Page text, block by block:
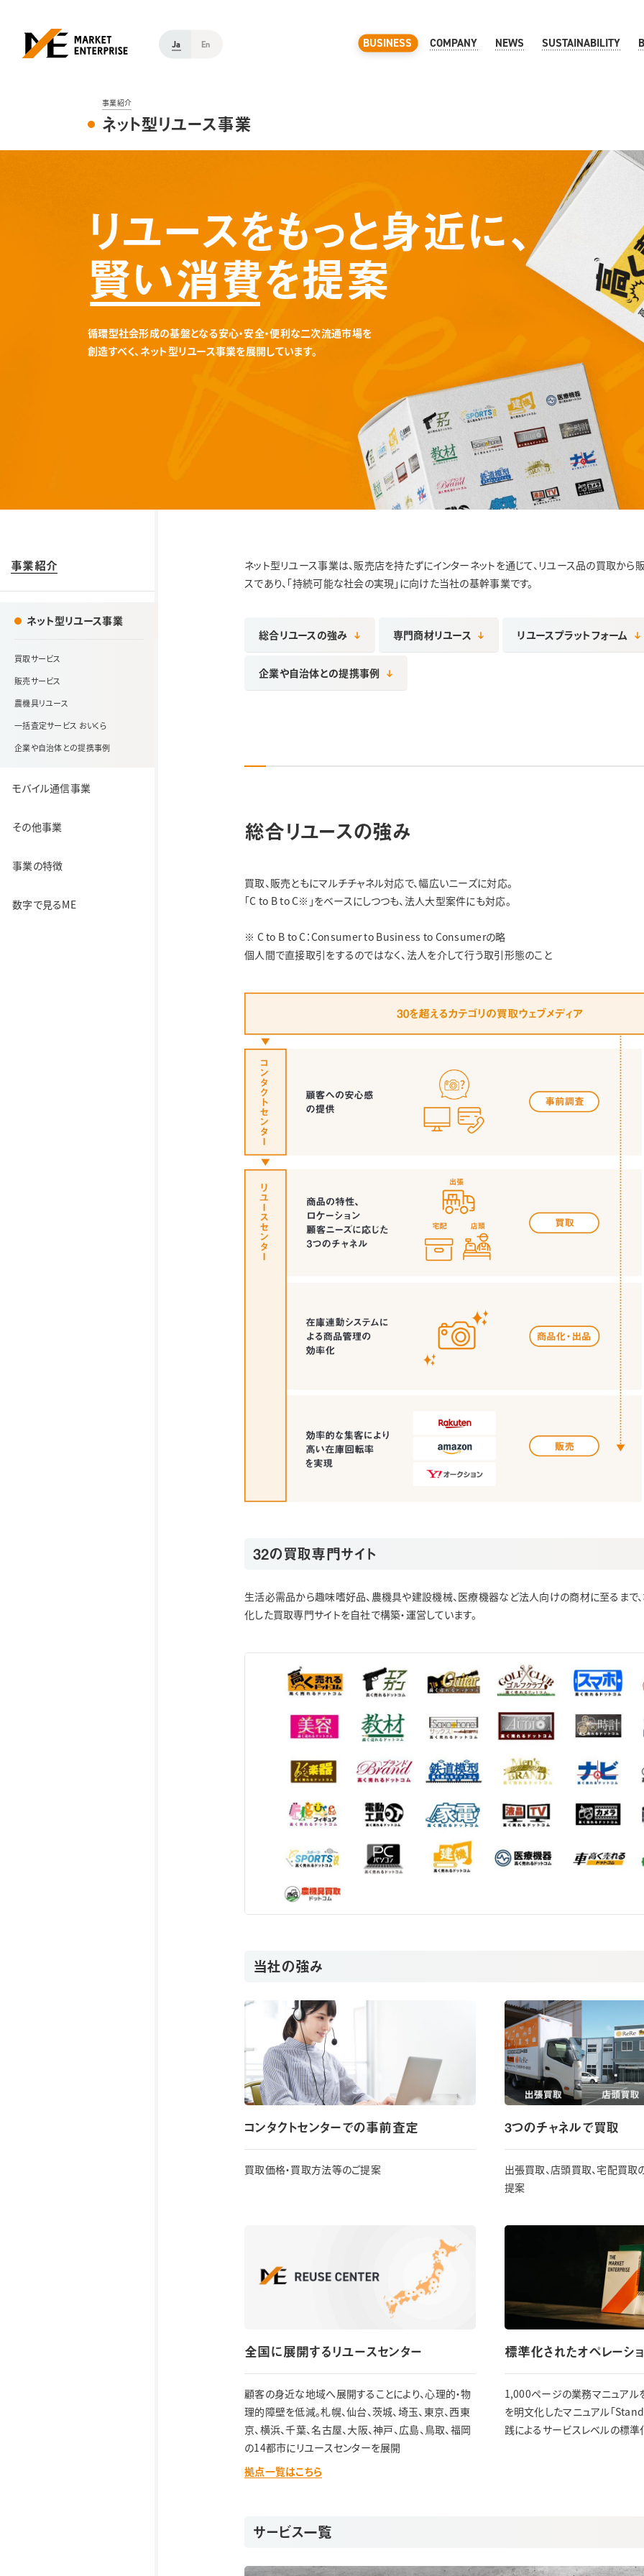
Ja En BUSINESS COMPANY NEWS SUSTAINABILITY
事業紹介
ネット型リユース事業
リユースをもっと身近に、
賢い消費を提案
循環型社会形成の基盤となる安心・安全・便利な二次流通市場を
創造すべく、ネット型リユース事業を展開しています。
事業紹介
ネット型リユース事業
買取サービス
販売サービス
農機具リユース
一括査定サービス おいくら
企業や自治体との提携事例
モバイル通信事業
その他事業
事業の特徴
数字で見るME
ネット型リユース事業は、販売店を持たずにインターネットを通じて、リユース品の買取か
スであり、「持続可能な社会の実現」に向けた当社の基幹事業です。
総合リユースの強み 専門商材リユース リユースプラットフォーム
企業や自治体との提携事例
総合リユースの強み
買取、販売ともにマルチチャネル対応で、幅広いニーズに対応。
「C to B to C※」をベースにしつつも、法人大型案件にも対応。
※ C to B to C：Consumer to Business to Consumerの略
個人間で直接取引をするのではなく、法人を介して行う取引形態のこと
32の買取専門サイト
生活必需品から趣味嗜好品、農機具や建設機械、医療機器など法人向けの商材に至るまで
化した買取専門サイトを自社で構築・運営しています。
当社の強み
コンタクトセンターでの事前査定
買取価格・買取方法等のご提案
3つのチャネルで買取
出張買取、店頭買取、宅配買
提案
全国に展開するリユースセンター
顧客の身近な地域へ展開することにより、心理的・物
理的障壁を低減。札幌、仙台、茨城、埼玉、東京、西東
京、横浜、千葉、名古屋、大阪、神戸、広島、鳥取、福岡
の14都市にリユースセンターを展開
拠点一覧はこちら
標準化されたオペレーシ
1,000ページの業務マニュアル
を明文化したマニュアル「
践によるサービスレベルの標準
サービス一覧